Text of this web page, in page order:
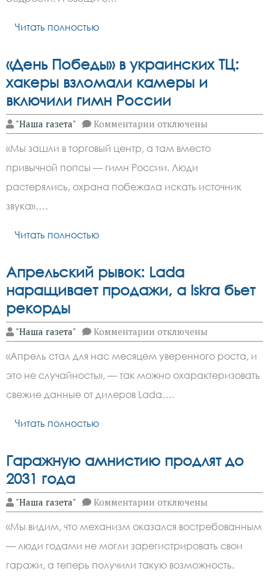
Читать полностью
«День Победы» в украинских ТЦ:
хакеры взломали камеры и
включили гимн России
"Наша газета" Комментарии к
записи
Победы»
в
украинских
ТЦ:
хакеры
отключены
«Мы зашли в торговый центр, а там вместо
привычной попсы — гимн России. Люди
растерялись, охрана побежала искать источник
звука»….
Читать полностью
Апрельский рывок: Lada
наращивает продажи, а Iskra бьет
рекорды
"Наша газета" Комментарии к
записи
рывок:
Lada
наращивает
продажи,
а
отключены
«Апрель стал для нас месяцем уверенного роста, и
это не случайность», — так можно охарактеризовать
свежие данные от дилеров Lada….
Читать полностью
Гаражную амнистию продлят до
2031 года
"Наша газета" Комментарии к
записи
амнистию
продлят
до
2031
года
отключены
«Мы видим, что механизм оказался востребованным
— люди годами не могли зарегистрировать свои
гаражи, а теперь получили такую возможность.